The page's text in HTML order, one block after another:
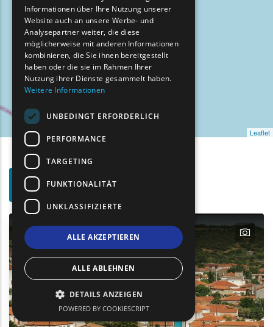
Such-
Filter
Show map on mouse hover
Den Mauszeiger ziehen, um auf der Karte anzuzeigen
text
text
Leaflet
BULGARIAN
ROMANIAN
TURKISH
Informationen über Ihre Nutzung unserer
Website auch an unsere Werbe- und
Analysepartner weiter, die diese
möglicherweise mit anderen Informationen
kombinieren, die Sie ihnen bereitgestellt
haben oder die sie im Rahmen Ihrer
Nutzung ihrer Dienste gesammelt haben.
Weitere Informationen
UNBEDINGT ERFORDERLICH
PERFORMANCE
TARGETING
FUNKTIONALITÄT
UNKLASSIFIZIERTE
ALLE AKZEPTIEREN
ALLE ABLEHNEN
DETAILS ANZEIGEN
POWERED BY COOKIESCRIPT